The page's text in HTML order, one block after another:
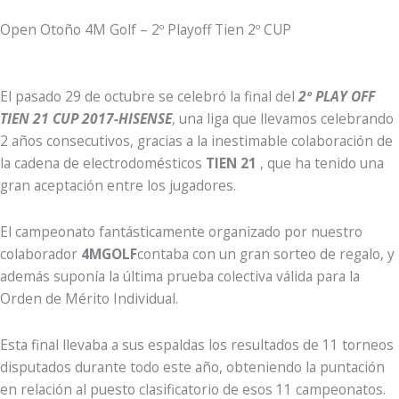
Open Otoño 4M Golf – 2º Playoff Tien 2º CUP
El pasado 29 de octubre se celebró la final del2º PLAY OFF
TIEN 21 CUP 2017-HISENSE, una liga que llevamos celebrando
2 años consecutivos, gracias a la inestimable colaboración de
la cadena de electrodomésticos TIEN 21 , que ha tenido una
gran aceptación entre los jugadores.
El campeonato fantásticamente organizado por nuestro
colaborador 4MGOLFcontaba con un gran sorteo de regalo, y
además suponía la última prueba colectiva válida para la
Orden de Mérito Individual.
Esta final llevaba a sus espaldas los resultados de 11 torneos
disputados durante todo este año, obteniendo la puntación
en relación al puesto clasificatorio de esos 11 campeonatos.